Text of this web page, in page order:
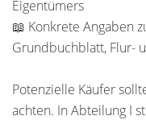
Eigentümers
📖 Konkrete Angaben
Grundbuchblatt, Flur-
Potenzielle Käufer
achten. In Abteilung I